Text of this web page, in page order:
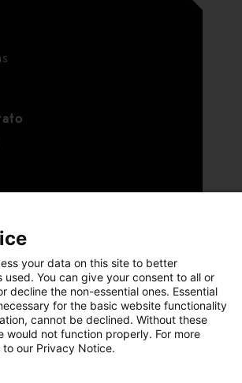
investidores
your data on this site to better
used. You can give your consent to all or
decline the non-essential ones. Essential
for the basic website functionality
cannot be declined. Without these
would not function properly. For more
our Privacy Notice.